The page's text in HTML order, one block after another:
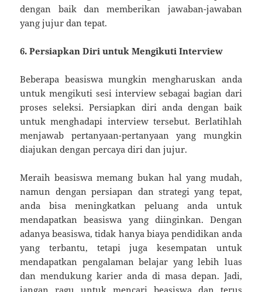
dengan baik dan memberikan jawaban-jawaban
yang jujur dan tepat.
6. Persiapkan Diri untuk Mengikuti Interview
Beberapa beasiswa mungkin mengharuskan anda
untuk mengikuti sesi interview sebagai bagian dari
proses seleksi. Persiapkan diri anda dengan baik
untuk menghadapi interview tersebut. Berlatihlah
menjawab pertanyaan-pertanyaan yang mungkin
diajukan dengan percaya diri dan jujur.
Meraih beasiswa memang bukan hal yang mudah,
namun dengan persiapan dan strategi yang tepat,
anda bisa meningkatkan peluang anda untuk
mendapatkan beasiswa yang diinginkan. Dengan
adanya beasiswa, tidak hanya biaya pendidikan anda
yang terbantu, tetapi juga kesempatan untuk
mendapatkan pengalaman belajar yang lebih luas
dan mendukung karier anda di masa depan. Jadi,
jangan ragu untuk mencari beasiswa dan terus